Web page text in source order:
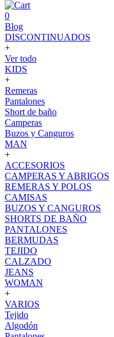
0
Blog
DISCONTINUADOS
+
Ver todo
KIDS
+
Remeras
Pantalones
Short de baño
Camperas
Buzos y Canguros
MAN
+
ACCESORIOS
CAMPERAS Y ABRIGOS
REMERAS Y POLOS
CAMISAS
BUZOS Y CANGUROS
SHORTS DE BAÑO
PANTALONES
BERMUDAS
TEJIDO
CALZADO
JEANS
WOMAN
+
VARIOS
Tejido
Algodón